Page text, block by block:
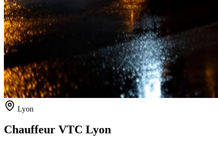
Lyon
Chauffeur VTC Lyon